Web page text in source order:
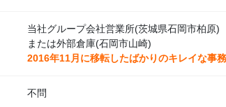
当社グループ会社営業所(茨城県石岡市柏原)
または外部倉庫(石岡市山崎)
2016年11月に移転したばかりのキレイな事
不問